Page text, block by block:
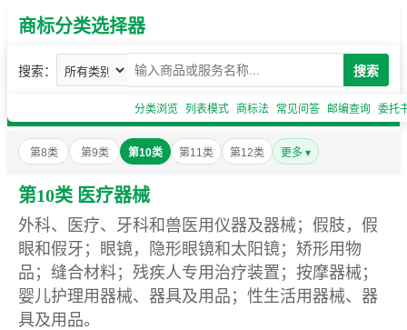
商标分类选择器
搜索： 搜索
分类浏览 列表模式 商标法 常见问答 邮编查询 委托
第8类 第9类 第10类 第11类 第12类 更多 ▾
第10类 医疗器械
外科、医疗、牙科和兽医用仪器及器械；假肢，假
眼和假牙；眼镜，隐形眼镜和太阳镜；矫形用物
品；缝合材料；残疾人专用治疗装置；按摩器械；
婴儿护理用器械、器具及用品；性生活用器械、器
具及用品。